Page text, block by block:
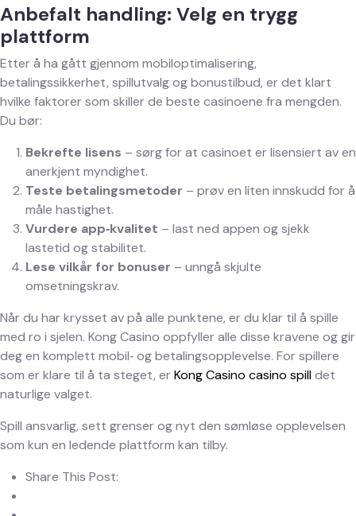
Anbefalt handling: Velg en trygg
plattform
Etter å ha gått gjennom mobiloptimalisering,
betalingssikkerhet, spillutvalg og bonustilbud, er det klart
hvilke faktorer som skiller de beste casinoene fra mengden.
Du bør:
Bekrefte lisens – sørg for at casinoet er lisensiert av en
anerkjent myndighet.
Teste betalingsmetoder – prøv en liten innskudd for å
måle hastighet.
Vurdere app‑kvalitet – last ned appen og sjekk
lastetid og stabilitet.
Lese vilkår for bonuser – unngå skjulte
omsetningskrav.
Når du har krysset av på alle punktene, er du klar til å spille
med ro i sjelen. Kong Casino oppfyller alle disse kravene og gir
deg en komplett mobil‑ og betalingsopplevelse. For spillere
som er klare til å ta steget, erKong Casino casino spilldet
naturlige valget.
Spill ansvarlig, sett grenser og nyt den sømløse opplevelsen
som kun en ledende plattform kan tilby.
Share This Post: